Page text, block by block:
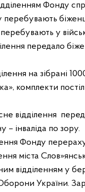
Фонду
перебувають
у
передало
на зібрані
комплекти
відділення
– інваліда по зору.
Фонду
міста
відділенням у
України.